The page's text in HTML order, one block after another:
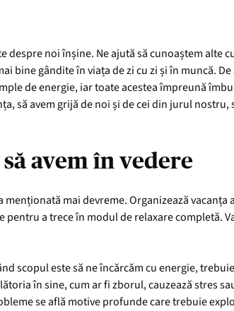
noi înșine. Ne ajută să cunoaștem alte
bine gândite în viața de zi cu zi și în muncă.
de energie, iar toate acestea împreună
să avem grijă de noi și de cei din jurul
avem în vedere
mai devreme. Organizează
pentru a trece în modul de relaxare completă.
scopul este să ne încărcăm cu energie,
în sine, cum ar fi zborul, cauzează stres
se află motive profunde care trebuie